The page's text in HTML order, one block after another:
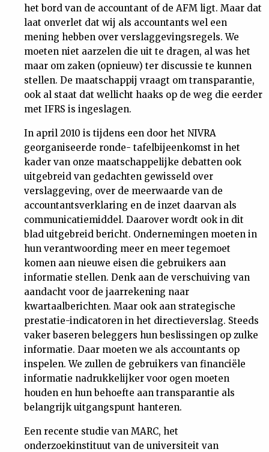
het bord van de accountant of de AFM ligt. Maar dat
laat onverlet dat wij als accountants wel een
mening hebben over verslaggevingsregels. We
moeten niet aarzelen die uit te dragen, al was het
maar om zaken (opnieuw) ter discussie te kunnen
stellen. De maatschappij vraagt om transparantie,
ook al staat dat wellicht haaks op de weg die eerder
met IFRS is ingeslagen.
In april 2010 is tijdens een door het NIVRA
georganiseerde ronde- tafelbijeenkomst in het
kader van onze maatschappelijke debatten ook
uitgebreid van gedachten gewisseld over
verslaggeving, over de meerwaarde van de
accountantsverklaring en de inzet daarvan als
communicatiemiddel. Daarover wordt ook in dit
blad uitgebreid bericht. Ondernemingen moeten in
hun verantwoording meer en meer tegemoet
komen aan nieuwe eisen die gebruikers aan
informatie stellen. Denk aan de verschuiving van
aandacht voor de jaarrekening naar
kwartaalberichten. Maar ook aan strategische
prestatie-indicatoren in het directieverslag. Steeds
vaker baseren beleggers hun beslissingen op zulke
informatie. Daar moeten we als accountants op
inspelen. We zullen de gebruikers van financiële
informatie nadrukkelijker voor ogen moeten
houden en hun behoefte aan transparantie als
belangrijk uitgangspunt hanteren.
Een recente studie van MARC, het
onderzoekinstituut van de universiteit van